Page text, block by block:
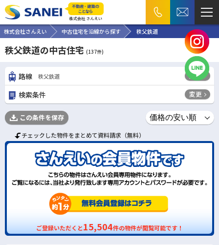
株式会社さんえい 中古住宅を沿線から探す 秩父鉄道
秩父鉄道の中古住宅 (137件)
路線 秩父鉄道 変更
検索条件 変更
この条件を保存
チェックした物件をまとめて資料請求（無料）
ご登録いただくと15,504件の物件が閲覧可能です！